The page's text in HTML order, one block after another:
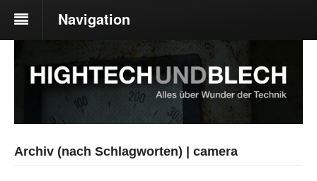
Navigation
Archiv (nach Schlagworten) | camera